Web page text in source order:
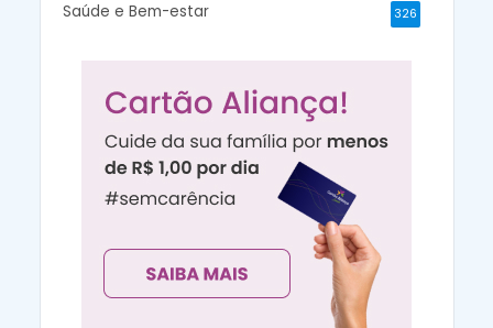
Saúde e Bem-estar 326